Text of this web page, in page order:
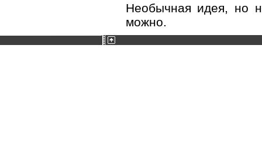
Необычная идея, но
можно.